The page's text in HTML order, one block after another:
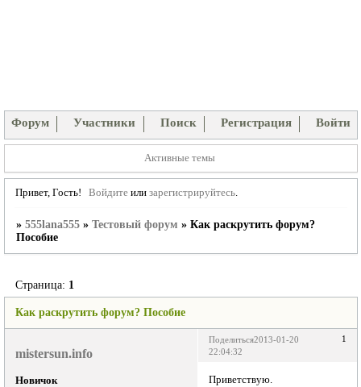
Форум Участники Поиск Регистрация Войти
Активные темы
Привет, Гость! Войдитеили зарегистрируйтесь.
» 555lana555 » Тестовый форум » Как раскрутить форум?
Пособие
Как раскрутить форум? Пособие
Страница: 1
Поделиться 1
2013-01-20
22:04:32
mistersun.info
Новичок
Приветствую.